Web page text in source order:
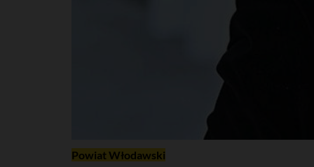
Powiat Włodawski